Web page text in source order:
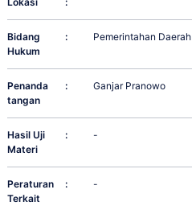
Bidang
Hukum
: Pemerintahan Daerah
Penanda
tangan
: Ganjar Pranowo
Hasil Uji
Materi
: -
Peraturan
Terkait
: -